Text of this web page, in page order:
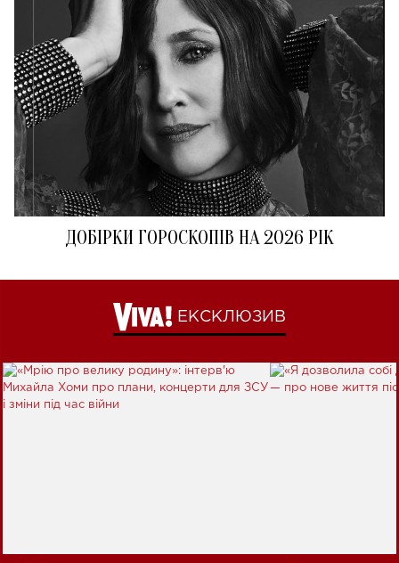
ДОБІРКИ ГОРОСКОПІВ НА 2026 РІК
ЕКСКЛЮЗИВ